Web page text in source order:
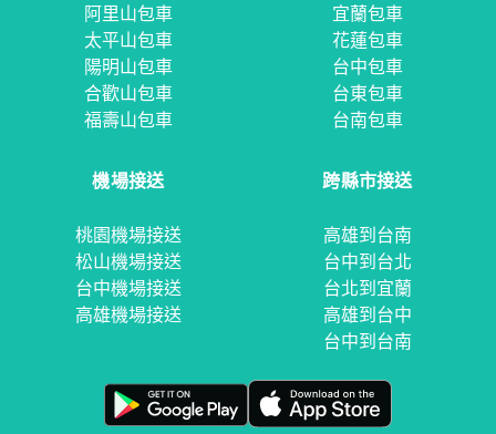
阿里山包車
太平山包車
陽明山包車
合歡山包車
福壽山包車
宜蘭包車
花蓮包車
台中包車
台東包車
台南包車
機場接送
桃園機場接送
松山機場接送
台中機場接送
高雄機場接送
跨縣市接送
高雄到台南
台中到台北
台北到宜蘭
高雄到台中
台中到台南